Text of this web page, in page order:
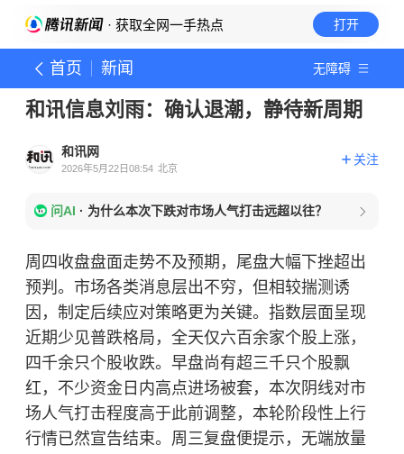
· 获取全网一手热点 打开
首页 新闻 无障碍
和讯信息刘雨：确认退潮，静待新周期
和讯网
2026年5月22日08:54 北京
关注
问AI · 为什么本次下跌对市场人气打击远超以往？
周四收盘盘面走势不及预期，尾盘大幅下挫超出
预判。市场各类消息层出不穷，但相较揣测诱
因，制定后续应对策略更为关键。指数层面呈现
近期少见普跌格局，全天仅六百余家个股上涨，
四千余只个股收跌。早盘尚有超三千只个股飘
红，不少资金日内高点进场被套，本次阴线对市
场人气打击程度高于此前调整，本轮阶段性上行
行情已然宣告结束。周三复盘便提示，无端放量